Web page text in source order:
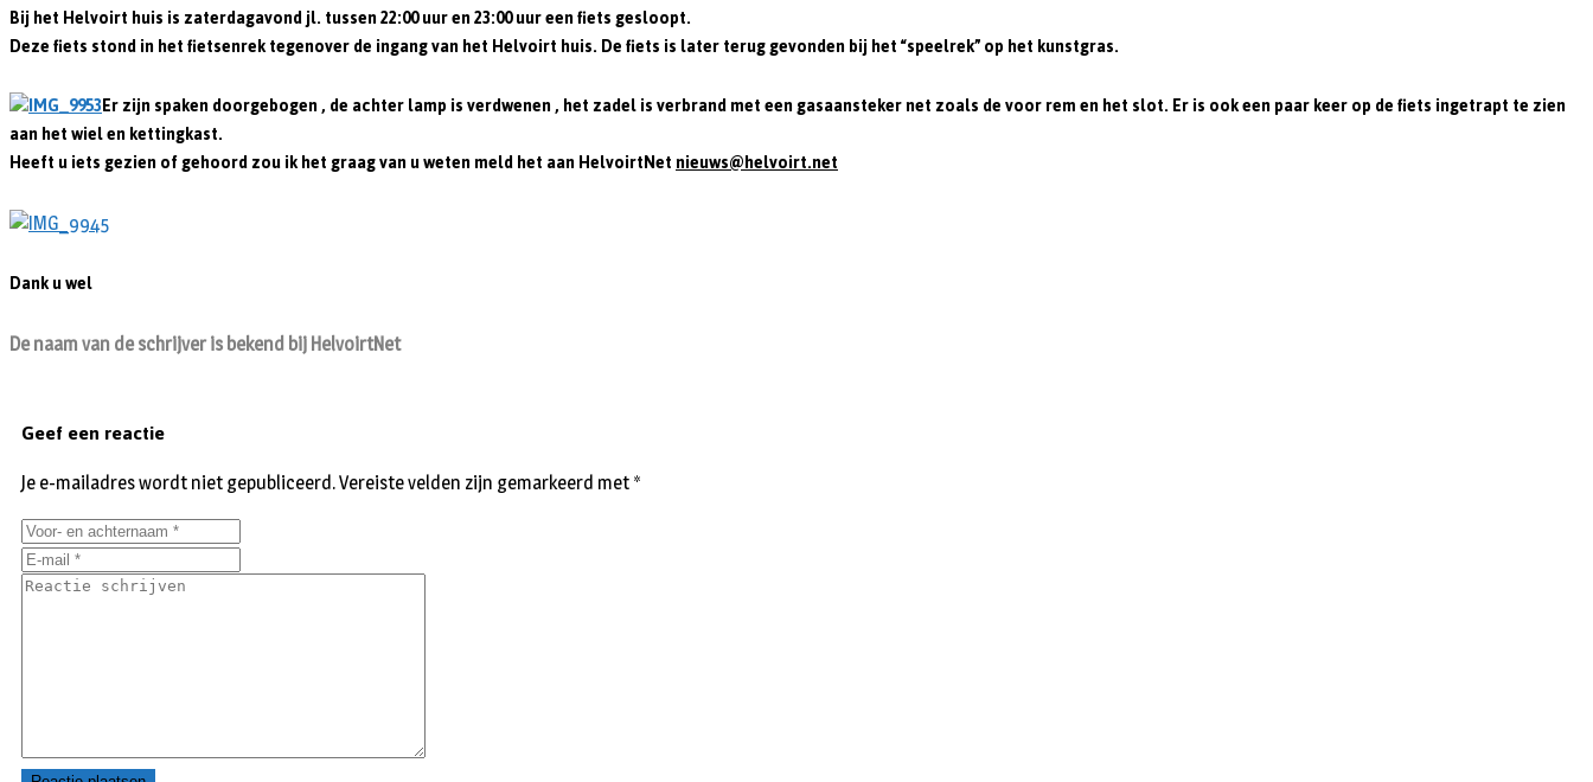
Bij het Helvoirt huis is zaterdagavond jl. tussen 22:00 uur en 23:00 uur een fiets gesloopt.
Deze fiets stond in het fietsenrek tegenover de ingang van het Helvoirt huis. De fiets is later terug gevonden bij het “speelrek” op het kunstgras.
Er zijn spaken doorgebogen , de achter lamp is verdwenen , het zadel is verbrand met een gasaansteker net zoals de voor rem en het slot. Er is ook een paar keer op de fiets ingetrapt te zien
aan het wiel en kettingkast.
Heeft u iets gezien of gehoord zou ik het graag van u weten meld het aan HelvoirtNetnieuws@helvoirt.net
Dank u wel
De naam van de schrijver is bekend bij HelvoirtNet
Geef een reactie
Je e-mailadres wordt niet gepubliceerd.Vereiste velden zijn gemarkeerd met *